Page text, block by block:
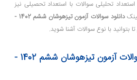
تحلیلی سوالات با استعداد تحصیلی نیز
دانلود سوالات آزمون تیزهوشان ششم 1402 -
بتوانید با نوع سوالات آشنا شوید.
دانلود سوالات آزمون تیزهوشان ششم 1402 -